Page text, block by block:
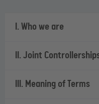
I. Who we are
II. Joint
III. Meaning of Terms